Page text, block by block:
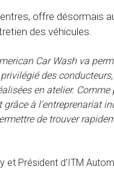
offre désormais
des véhicules.
Car Wash va
des
en atelier.
à l’entreprenariat
de trouver
et Président d’ITM